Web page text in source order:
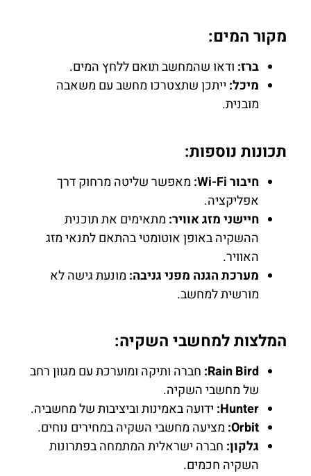
מקור המים:
ברז: ודאו שהמחשב תואם ללחץ המים.
מיכל: ייתכן שתצטרכו מחשב עם משאבה
מובנית.
תכונות נוספות:
חיבור Wi-Fi:
מאפשר שליטה מרחוק דרך
אפליקציה.
חיישני מזג אוויר: מתאימים את תוכנית
ההשקיה באופן אוטומטי בהתאם לתנאי מזג
האוויר.
מערכת הגנה מפני גניבה: מונעת גישה לא
מורשית למחשב.
המלצות למחשבי השקיה:
Rain Bird: חברה ותיקה ומוערכת עם מגוון רחב
של מחשבי השקיה.
Hunter: ידועה באמינות וביציבות של מחשביה.
Orbit: מציעה מחשבי השקיה במחירים נוחים.
גלקון: חברה ישראלית המתמחה בפתרונות
השקיה חכמים.